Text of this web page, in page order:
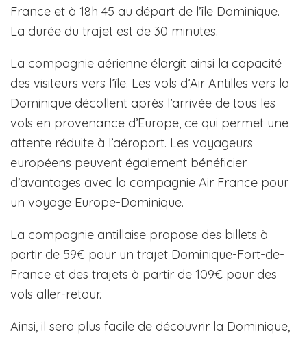
France et à 18h 45 au départ de l’île Dominique.
La durée du trajet est de 30 minutes.
La compagnie aérienne élargit ainsi la capacité
des visiteurs vers l’île. Les vols d’Air Antilles vers la
Dominique décollent après l’arrivée de tous les
vols en provenance d’Europe, ce qui permet une
attente réduite à l’aéroport. Les voyageurs
européens peuvent également bénéficier
d’avantages avec la compagnie Air France pour
un voyage Europe-Dominique.
La compagnie antillaise propose des billets à
partir de 59€ pour un trajet Dominique-Fort-de-
France et des trajets à partir de 109€ pour des
vols aller-retour.
Ainsi, il sera plus facile de découvrir la Dominique,